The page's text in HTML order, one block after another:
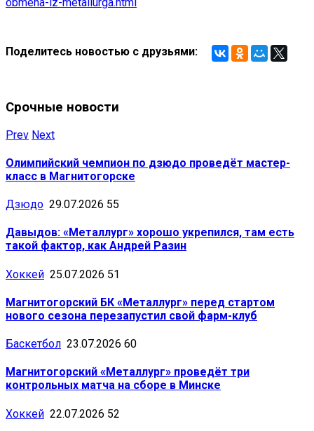
Поделитесь новостью с друзьями:
Срочные новости
Prev Next
Олимпийский чемпион по дзюдо проведёт мастер-
класс в Магнитогорске
Дзюдо 29.07.2026 55
Давыдов: «Металлург» хорошо укрепился, там есть
такой фактор, как Андрей Разин
Хоккей 25.07.2026 51
Магнитогорский БК «Металлург» перед стартом
нового сезона перезапустил свой фарм-клуб
Баскетбол 23.07.2026 60
Магнитогорский «Металлург» проведёт три
контрольных матча на сборе в Минске
Хоккей 22.07.2026 52